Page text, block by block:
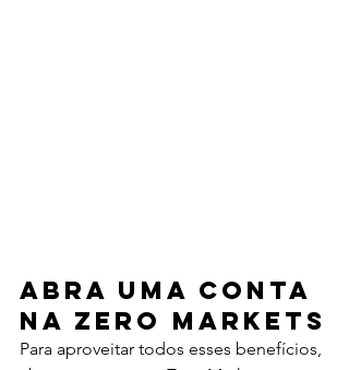
Abra uma Conta
na Zero Markets
Para aproveitar todos esses benefícios,